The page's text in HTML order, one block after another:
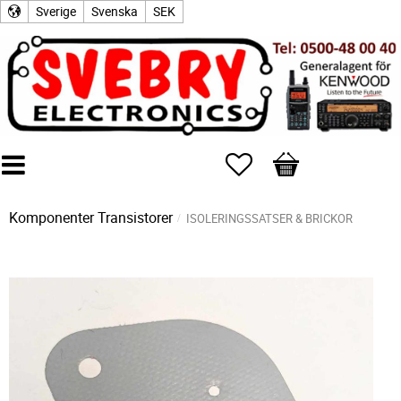
Sverige Svenska SEK
Favoriter
Kundvagn
KomponenterTransistorer ISOLERINGSSATSER & BRICKOR